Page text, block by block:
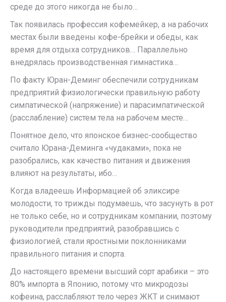
среде до этого никогда не было…
Так появилась профессия кофемейкер, а на рабочих
местах были введены кофе-брейки и обеды, как
время для отдыха сотрудников… Параллельно
внедрялась производственная гимнастика…
По факту Юран-Деминг обеспечили сотрудникам
предприятий физиологически правильную работу
симпатической (напряжение) и парасимпатической
(расслабление) систем тела на рабочем месте…
Понятное дело, что японское бизнес-сообщество
считало Юрана-Деминга «чудаками», пока не
разобрались, как качество питания и движения
влияют на результаты, ибо…
Когда владеешь Информацией об эликсире
молодости, то трижды подумаешь, что засунуть в рот
не только себе, но и сотрудникам компании, поэтому
руководители предприятий, разобравшись с
физиологией, стали яростными поклонниками
правильного питания и спорта.
До настоящего времени высший сорт арабики – это
80% импорта в Японию, потому что микродозы
кофеина, расслабляют тело через ЖКТ и снимают